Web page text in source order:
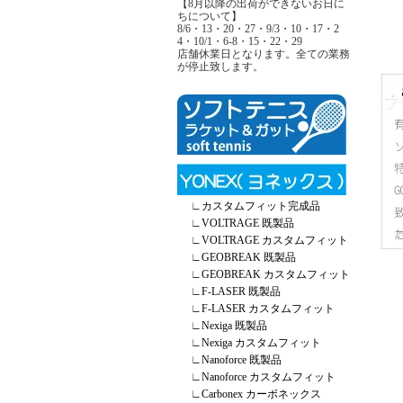
【8月以降の出荷ができないお日に
ちについて】
8/6・13・20・27・9/3・10・17・2
4・10/1・6-8・15・22・29
店舗休業日となります。全ての業務
が停止致します。
∟ カスタムフィット完成品
∟VOLTRAGE 既製品
∟VOLTRAGE カスタムフィット
∟GEOBREAK 既製品
∟GEOBREAK カスタムフィット
∟F-LASER 既製品
∟F-LASER カスタムフィット
∟Nexiga 既製品
∟Nexiga カスタムフィット
∟Nanoforce 既製品
∟Nanoforce カスタムフィット
∟Carbonex カーボネックス